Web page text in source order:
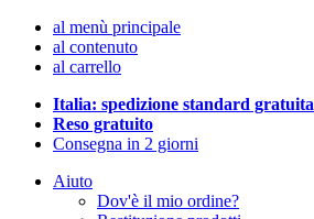
al menù principale
al contenuto
al carrello
Italia: spedizione standard gratuita
Reso gratuito
Consegna in 2 giorni
Aiuto
Dov'è il mio ordine?